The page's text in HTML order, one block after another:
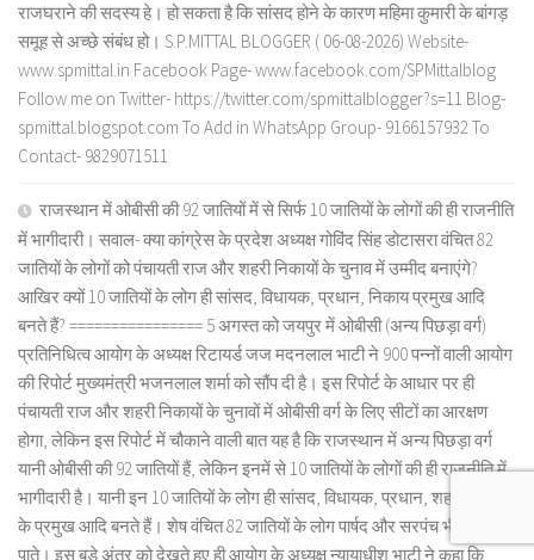
राजघराने की सदस्य हे। हो सकता है कि सांसद होने के कारण महिमा कुमारी के बांगड़
समूह से अच्छे संबंध हो। S.P.MITTAL BLOGGER ( 06-08-2026) Website-
www.spmittal.in Facebook Page- www.facebook.com/SPMittalblog
Follow me on Twitter- https://twitter.com/spmittalblogger?s=11 Blog-
spmittal.blogspot.com To Add in WhatsApp Group- 9166157932 To
Contact- 9829071511
राजस्थान में ओबीसी की 92 जातियों में से सिर्फ 10 जातियों के लोगों की ही राजनीति
में भागीदारी। सवाल- क्या कांग्रेस के प्रदेश अध्यक्ष गोविंद सिंह डोटासरा वंचित 82
जातियों के लोगों को पंचायती राज और शहरी निकायों के चुनाव में उम्मीद बनाएंगे?
आखिर क्यों 10 जातियों के लोग ही सांसद, विधायक, प्रधान, निकाय प्रमुख आदि
बनते हैं? ================ 5 अगस्त को जयपुर में ओबीसी (अन्य पिछड़ा वर्ग)
प्रतिनिधित्व आयोग के अध्यक्ष रिटायर्ड जज मदनलाल भाटी ने 900 पन्नों वाली आयोग
की रिपोर्ट मुख्यमंत्री भजनलाल शर्मा को सौंप दी है। इस रिपोर्ट के आधार पर ही
पंचायती राज और शहरी निकायों के चुनावों में ओबीसी वर्ग के लिए सीटों का आरक्षण
होगा, लेकिन इस रिपोर्ट में चौकाने वाली बात यह है कि राजस्थान में अन्य पिछड़ा वर्ग
यानी ओबीसी की 92 जातियों हैं, लेकिन इनमें से 10 जातियों के लोगों की ही राजनीति में
भागीदारी है। यानी इन 10 जातियों के लोग ही सांसद, विधायक, प्रधान, शहरी निकायों
के प्रमुख आदि बनते हैं। शेष वंचित 82 जातियों के लोग पार्षद और सरपंच भी नहीं बन
पाते। इस बड़े अंतर को देखते हुए ही आयोग के अध्यक्ष न्यायाधीश भाटी ने कहा कि